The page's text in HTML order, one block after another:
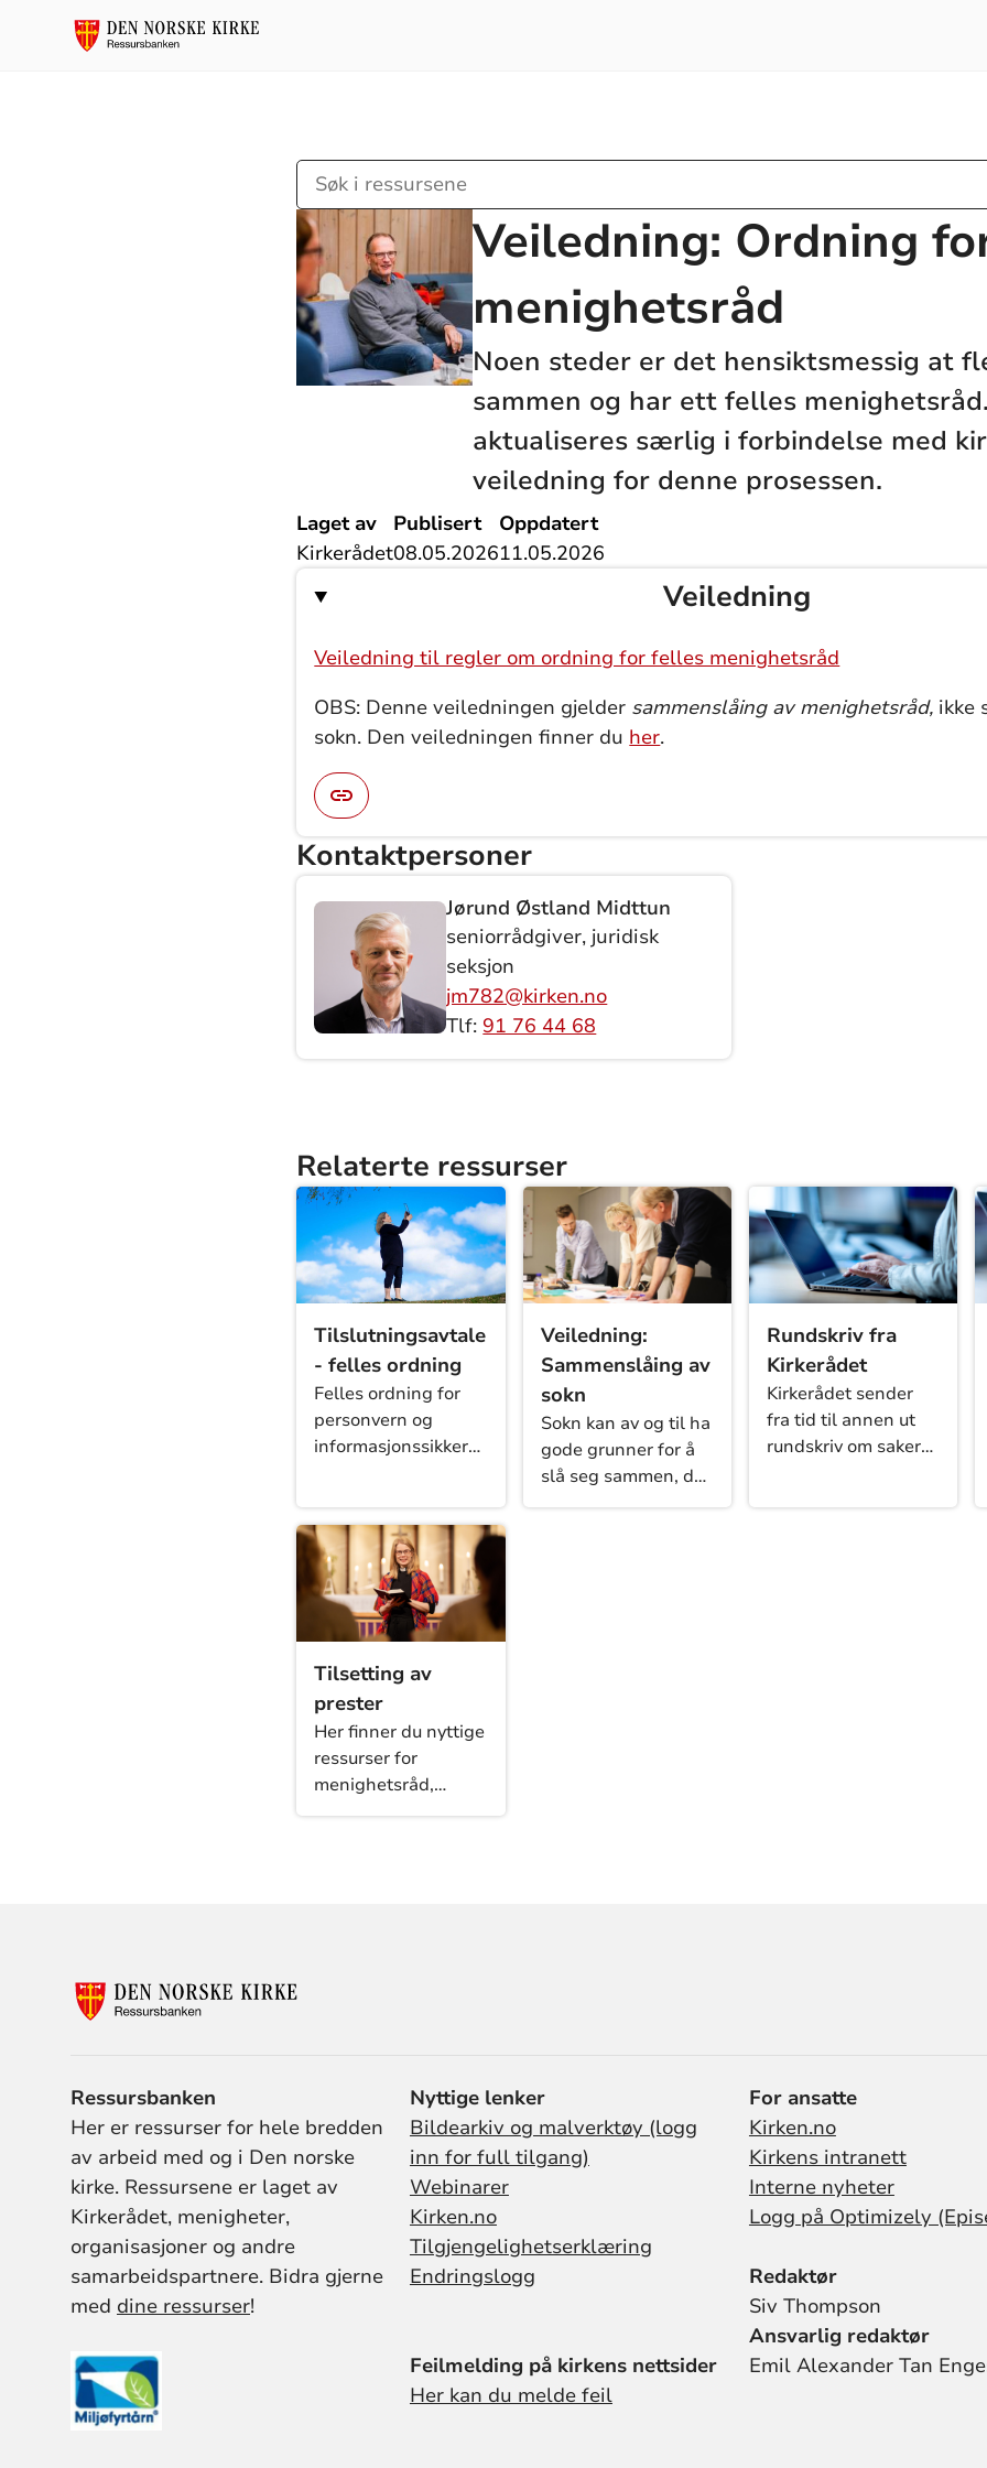
Søk
i
ressursene
Veiledning: Ordning
menighetsråd
Noen steder er det hensiktsmessig at
sammen og har ett felles
aktualiseres særlig i forbindelse med
veiledning for denne prosessen.
Laget av
Kirkerådet
Publisert
08.05.2026
Oppdatert
11.05.2026
Veiledning
Veiledning til regler om ordning for felles menighetsråd
OBS: Denne veiledningen gjelder sammenslåing av menighetsråd, ikke
sokn. Den veiledningen finner du her.
Kontaktpersoner
Jørund Østland Midttun
seniorrådgiver, juridisk
seksjon
jm782@kirken.no
Tlf: 91 76 44 68
Relaterte ressurser
Tilslutningsavtale
- felles ordning
Felles ordning for
personvern og
informasjonssikkerhet
Veiledning:
Sammenslåing av
sokn
Sokn kan av og til ha
gode grunner for å
slå seg sammen, de
er små, de har lite
Rundskriv fra
Kirkerådet
Kirkerådet sender
fra tid til annen ut
rundskriv om saker
Tilsetting av
prester
Her finner du nyttige
ressurser for
menighetsråd,
proster og andre
Ressursbanken
Her er ressurser for hele bredden
av arbeid med og i Den norske
kirke. Ressursene er laget av
Kirkerådet, menigheter,
organisasjoner og andre
samarbeidspartnere. Bidra gjerne
med dine ressurser!
Nyttige lenker
Bildearkiv og malverktøy (logg
inn for full tilgang)
Webinarer
Kirken.no
Tilgjengelighetserklæring
Endringslogg
Feilmelding på kirkens nettsider
Her kan du melde feil
For ansatte
Kirken.no
Kirkens intranett
Interne nyheter
Logg på Optimizely
Redaktør
Siv Thompson
Ansvarlig redaktør
Emil Alexander Tan